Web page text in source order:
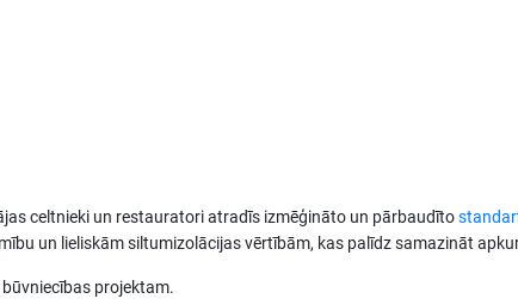
celtnieki un restauratori atradīs izmēģināto un pārbaudīto
un lieliskām siltumizolācijas vērtībām, kas palīdz samazināt
projektam.